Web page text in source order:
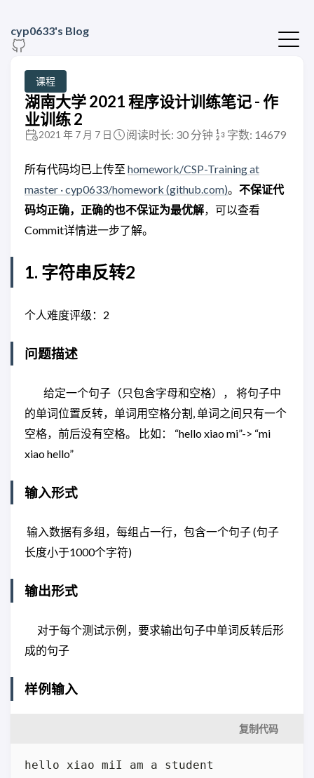
cyp0633's Blog
课程
湖南大学 2021 程序设计训练笔记 - 作
业训练 2
2021 年 7 月 7 日 阅读时长: 30 分钟 字数: 14679
所有代码均已上传至 homework/CSP-Training at
master · cyp0633/homework (github.com)。 不保证代
码均正确，正确的也不保证为最优解，可以查看
Commit详情进一步了解。
1. 字符串反转2
个人难度评级：2
问题描述
给定一个句子（只包含字母和空格）， 将句子中
的单词位置反转，单词用空格分割, 单词之间只有一个
空格，前后没有空格。 比如： “hello xiao mi”-> “mi
xiao hello”
输入形式
输入数据有多组，每组占一行，包含一个句子 (句子
长度小于1000个字符)
输出形式
对于每个测试示例，要求输出句子中单词反转后形
成的句子
样例输入
复制代码
hello xiao miI am a student